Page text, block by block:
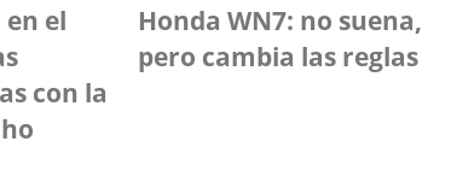
el
con la
Honda WN7: no suena,
pero cambia las reglas